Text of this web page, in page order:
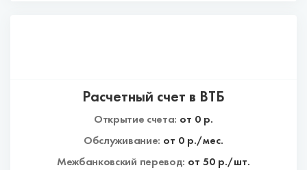
Расчетный счет в ВТБ
Открытие счета: от 0 р.
Обслуживание: от 0р./мес.
Межбанковский перевод: от 50 р./шт.